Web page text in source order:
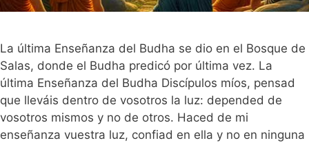
La última Enseñanza del Budha se dio en el Bosque de
Salas, donde el Budha predicó por última vez. La
última Enseñanza del Budha Discípulos míos, pensad
que lleváis dentro de vosotros la luz: depended de
vosotros mismos y no de otros. Haced de mi
enseñanza vuestra luz, confiad en ella y no en ninguna